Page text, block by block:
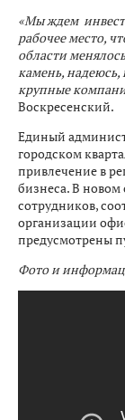
«Мы ждем
рабочее место,
области
камень,
крупные
Воскресенский.
Единый
городском
привлечение в
бизнеса. В новом
сотрудников,
организации
предусмотрены
Фото и